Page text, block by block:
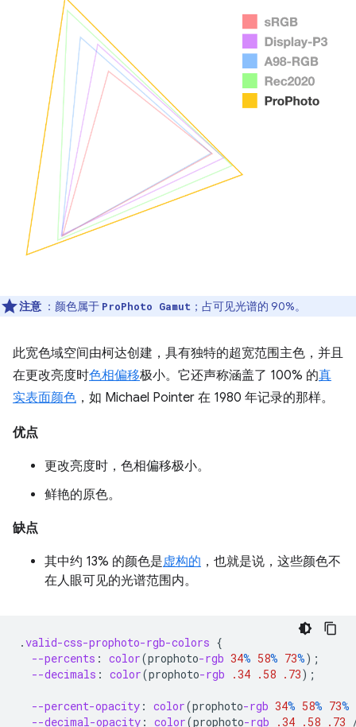
注意 ：颜色属于 ProPhoto Gamut ；占可见光谱的 90%。
此宽色域空间由柯达创建，具有独特的超宽范围主色，并且
在更改亮度时色相偏移极小。它还声称涵盖了 100% 的真
实表面颜色 ，如 Michael Pointer 在 1980 年记录的那样。
优点
更改亮度时，色相偏移极小。
鲜艳的原色。
缺点
其中约 13% 的颜色是虚构的 ，也就是说，这些颜色不
在人眼可见的光谱范围内。
.valid-css-prophoto-rgb-colors {
--percents : color(prophoto-rgb 34% 58% 73%);
--decimals : color(prophoto-rgb .34 .58 .73);
--percent-opacity : color(prophoto-rgb 34% 58% 73%
--decimal-opacity : color(prophoto-rgb .34 .58 .73